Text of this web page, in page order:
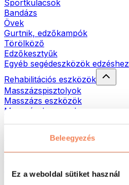
Beleegyezés
Ez a weboldal sütiket használ
Sportkulacsok
Bandázs
Övek
Gurtnik, edzőkampók
Törölköző
Edzőkesztyűk
Egyéb segédeszközök edzéshez
Rehabilitációs eszközök
Masszázspisztolyok
Masszázs eszközök
Masszázshengerek
Táskák & hátizsákok
Hátizsákok